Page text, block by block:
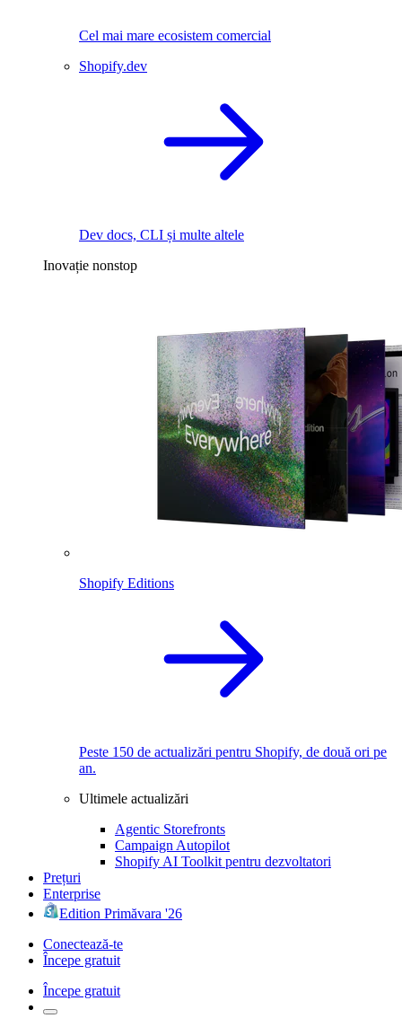
Cel mai mare ecosistem comercial
Shopify.dev
Dev docs, CLI și multe altele
Inovație nonstop
Shopify Editions
Peste 150 de actualizări pentru Shopify, de două ori pe
an.
Ultimele actualizări
Agentic Storefronts
Campaign Autopilot
Shopify AI Toolkit pentru dezvoltatori
Prețuri
Enterprise
Edition Primăvara '26
Conectează-te
Începe gratuit
Începe gratuit